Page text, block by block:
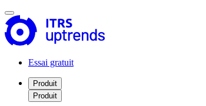
Essai gratuit
Produit
Produit